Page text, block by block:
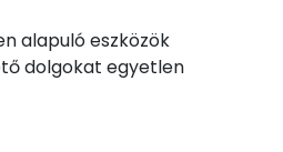
alapuló eszközök
dolgokat egyetlen